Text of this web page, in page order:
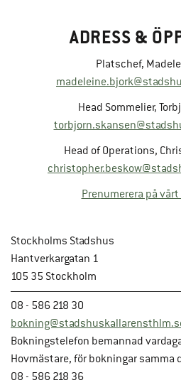
ADRESS &
Platschef,
Head Sommelier,
Head of Operations,
Prenumerera på
Stockholms Stadshus
Hantverkargatan 1
105 35 Stockholm
08 - 586 218 30
Bokningstelefon bemannad
Hovmästare, för bokningar samma
08 - 586 218 36